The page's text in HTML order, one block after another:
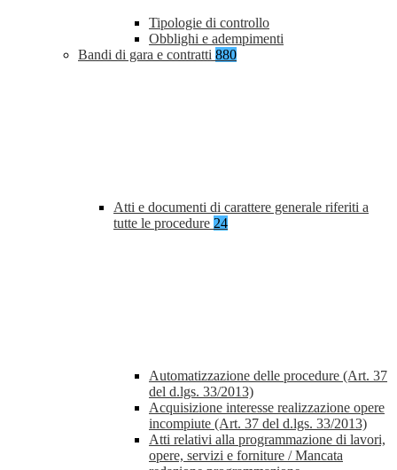
Tipologie di controllo
Obblighi e adempimenti
Bandi di gara e contratti 880
Atti e documenti di carattere generale riferiti a
tutte le procedure 24
Automatizzazione delle procedure (Art. 37
del d.lgs. 33/2013)
Acquisizione interesse realizzazione opere
incompiute (Art. 37 del d.lgs. 33/2013)
Atti relativi alla programmazione di lavori,
opere, servizi e forniture / Mancata